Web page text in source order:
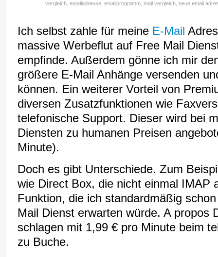
vergleich emailadresse emailprogramm mail vergleich neue email
Ich selbst zahle für meine E-Mail
massive Werbeflut auf Free Mail
empfinde. Außerdem gönne ich mir
größere E-Mail Anhänge versenden
können. Ein weiterer Vorteil von
diversen Zusatzfunktionen wie
telefonische Support. Dieser wird bei
Diensten zu humanen Preisen
Minute).
Doch es gibt Unterschiede. Zum
wie Direct Box, die nicht einmal IMAP
Funktion, die ich standardmäßig
Mail Dienst erwarten würde. A propos
schlagen mit 1,99 € pro Minute beim
zu Buche.